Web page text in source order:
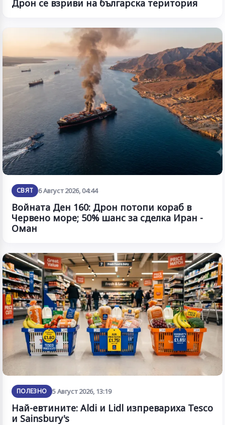
Дрон се взриви на българска територия
СВЯТ 6 Август 2026, 04:44
Войната Ден 160: Дрон потопи кораб в
Червено море; 50% шанс за сделка Иран -
Оман
ПОЛЕЗНО 5 Август 2026, 13:19
Най-евтините: Aldi и Lidl изпревариха Tesco
и Sainsbury's